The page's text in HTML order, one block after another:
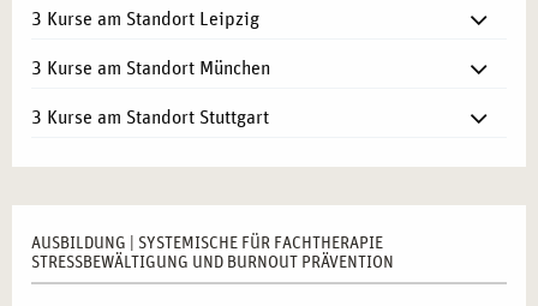
3 Kurse am Standort Leipzig
3 Kurse am Standort München
3 Kurse am Standort Stuttgart
AUSBILDUNG | SYSTEMISCHE FÜR FACHTHERAPIE
STRESSBEWÄLTIGUNG UND BURNOUT PRÄVENTION